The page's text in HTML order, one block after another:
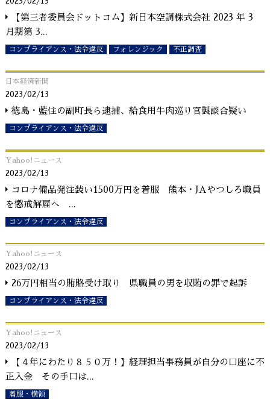
【第三者委員会ドットコム】新日本空調株式会社 2023 年 3
月期第 3...
コンプライアンス・法令違反 フォレンジック 不正調査
日本経済新聞
2023/02/13
徳島・藍住の副町長ら逮捕、給食用牛肉巡り官製談合疑い
コンプライアンス・法令違反
Yahoo!ニュース
2023/02/13
コロナ備品発注装い1500万円を着服 熊本・JAやつしろ職員
を懲戒解雇へ ...
コンプライアンス・法令違反
Yahoo!ニュース
2023/02/13
26万円相当の賄賂受け取り 県職員の男を収賄の罪で起訴
コンプライアンス・法令違反
Yahoo!ニュース
2023/02/13
【４年にわたり８５０万！】経理担当事務員が自分の口座に不
正入金 その手口は...
着服・横領